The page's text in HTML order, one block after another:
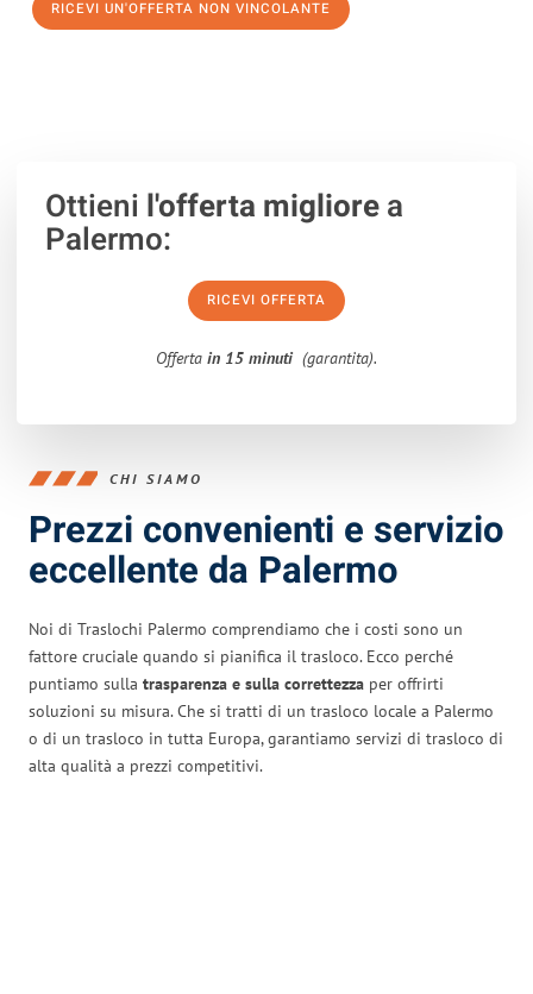
RICEVI UN'OFFERTA NON VINCOLANTE
Ottieni l'offerta migliorea
Palermo:
RICEVI OFFERTA
Offerta in 15 minuti (garantita).
CHI SIAMO
Prezzi convenienti e servizio
eccellente da Palermo
Noi di Traslochi Palermo comprendiamo che i costi sono un
fattore cruciale quando si pianifica il trasloco. Ecco perché
puntiamo sulla trasparenza e sulla correttezza per offrirti
soluzioni su misura. Che si tratti di un trasloco locale a Palermo
o di un trasloco in tutta Europa, garantiamo servizi di trasloco di
alta qualità a prezzi competitivi.